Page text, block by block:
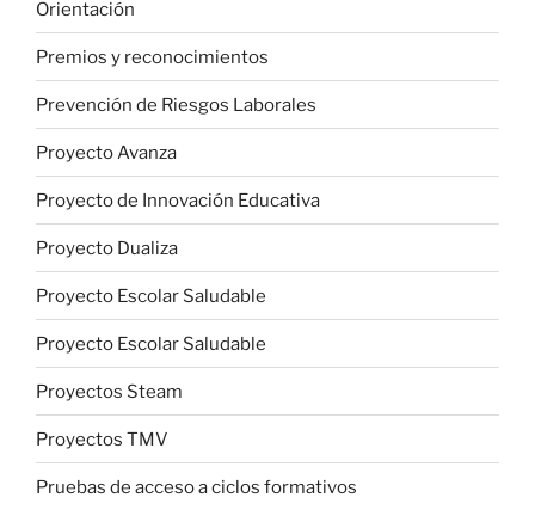
Orientación
Premios y reconocimientos
Prevención de Riesgos Laborales
Proyecto Avanza
Proyecto de Innovación Educativa
Proyecto Dualiza
Proyecto Escolar Saludable
Proyecto Escolar Saludable
Proyectos Steam
Proyectos TMV
Pruebas de acceso a ciclos formativos